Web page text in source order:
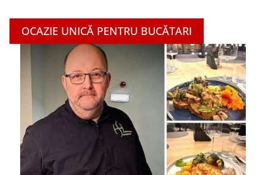
OCAZIE UNICĂ PENTRU BUCĂTARI